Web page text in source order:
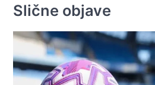
Slične objave